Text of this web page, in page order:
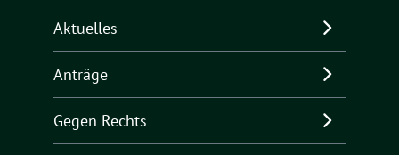
Aktuelles
Anträge
Gegen Rechts